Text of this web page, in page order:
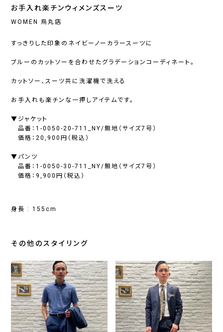
お手入れ楽チンウィメンズスーツ
WOMEN 烏丸店
すっきりした印象のネイビーノーカラースーツに
ブルーのカットソーを合わせたグラデーションコーディネート。
カットソー、スーツ共に洗濯機で洗える
お手入れも楽チンな一押しアイテムです。
▼ジャケット
品番：1-0050-20-711_NY/無地（サイズ7号）
価格：20,900円（税込）
▼パンツ
品番：1-0050-30-711_NY/無地（サイズ7号）
価格：9,900円（税込）
身長 : 155cm
その他のスタイリング